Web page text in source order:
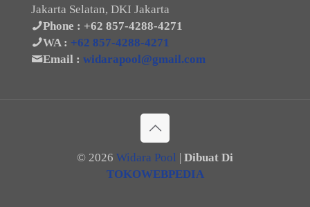
Jakarta Selatan, DKI Jakarta
Phone : +62 857-4288-4271
WA : +62 857-4288-4271
Email : widarapool@gmail.com
© 2026 Widara Pool | Dibuat Di
TOKOWEBPEDIA